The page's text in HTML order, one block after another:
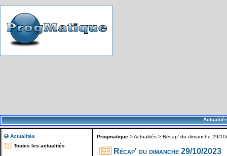
Actualités
Toutes les actualités
Progmatique >Actualités > Récap' du dimanche 29/
Récap' du dimanche 29/10/2023